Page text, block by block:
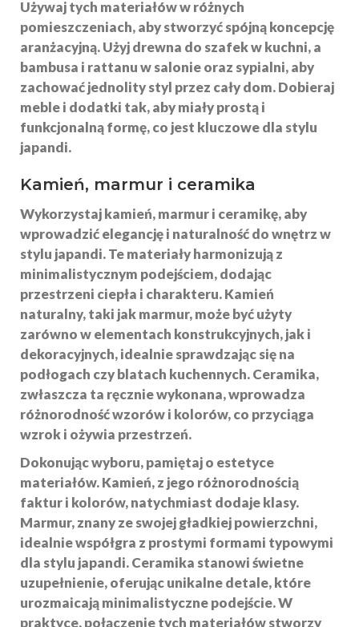
Używaj tych materiałów w różnych
pomieszczeniach, aby stworzyć spójną koncepcję
aranżacyjną. Użyj drewna do szafek w kuchni, a
bambusa i rattanu w salonie oraz sypialni, aby
zachować jednolity styl przez cały dom. Dobieraj
meble i dodatki tak, aby miały prostą i
funkcjonalną formę, co jest kluczowe dla stylu
japandi.
Kamień, marmur i ceramika
Wykorzystajkamień,marmuri ceramikę, aby
wprowadzić elegancję i naturalność do wnętrz w
stylu japandi. Te materiały harmonizują z
minimalistycznym podejściem, dodając
przestrzeni ciepła i charakteru. Kamień
naturalny, taki jak marmur, może być użyty
zarówno w elementach konstrukcyjnych, jak i
dekoracyjnych, idealnie sprawdzając się na
podłogach czy blatach kuchennych. Ceramika,
zwłaszcza ta ręcznie wykonana, wprowadza
różnorodność wzorów i kolorów, co przyciąga
wzrok i ożywia przestrzeń.
Dokonując wyboru, pamiętaj o estetyce
materiałów. Kamień, z jego różnorodnością
faktur i kolorów, natychmiast dodaje klasy.
Marmur, znany ze swojej gładkiej powierzchni,
idealnie współgra z prostymi formami typowymi
dla stylu japandi. Ceramika stanowi świetne
uzupełnienie, oferując unikalne detale, które
urozmaicają minimalistyczne podejście. W
praktyce, połączenie tych materiałów stworzy